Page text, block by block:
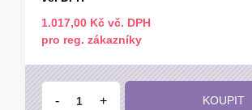
1.017,00 Kč vč. DPH
pro reg. zákazníky
- + KOUPIT